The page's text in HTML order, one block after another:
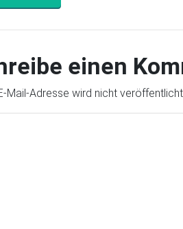
einen
Mail-Adresse wird nicht